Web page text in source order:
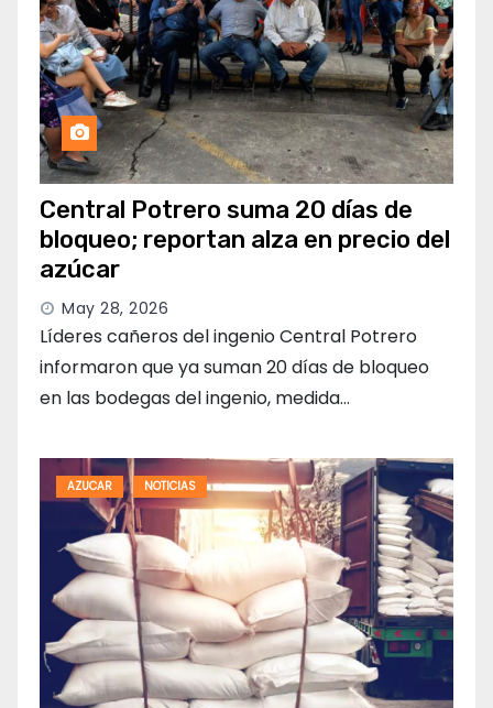
Central Potrero suma 20 días de
bloqueo; reportan alza en precio del
azúcar
May 28, 2026
Líderes cañeros del ingenio Central Potrero
informaron que ya suman 20 días de bloqueo
en las bodegas del ingenio, medida…
AZUCAR NOTICIAS